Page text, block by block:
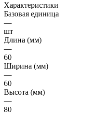
Характеристики
Базовая единица
—
шт
Длина (мм)
—
60
Ширина (мм)
—
60
Высота (мм)
—
80